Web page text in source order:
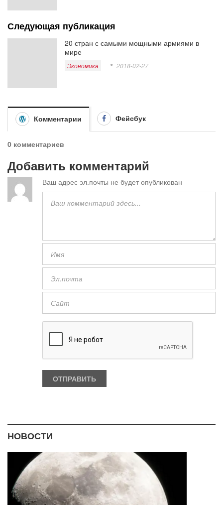
Следующая публикация
20 стран с самыми мощными армиями в
мире
Экономика 2018-02-27
Комментарии Фейсбук
0 комментариев
Добавить комментарий
Ваш адрес эл.почты не будет опубликован
НОВОСТИ